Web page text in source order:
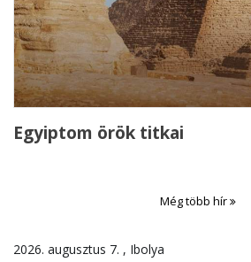
Egyiptom örök titkai
Még több hír
2026. augusztus 7. , Ibolya